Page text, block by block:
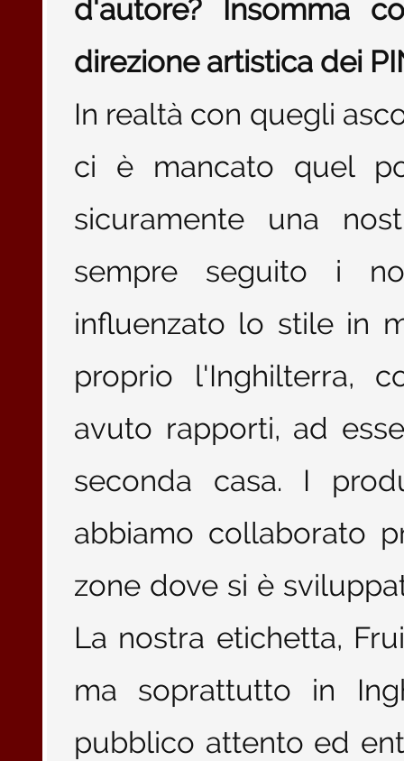
d'autore? Insomma
direzione artistica dei
In realtà con quegli
ci è mancato quel
sicuramente una
sempre seguito i
influenzato lo stile in
proprio l'Inghilterra,
avuto rapporti, ad
seconda casa. I
abbiamo collaborato
zone dove si è
La nostra etichetta,
ma soprattutto in
pubblico attento ed